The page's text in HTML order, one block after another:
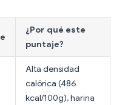
¿Por qué este
puntaje?
Alta densidad
calórica (486
kcal/100g), harina